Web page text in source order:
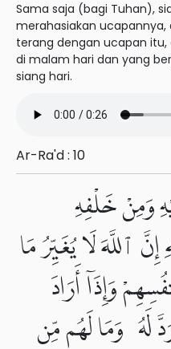
Sama saja (bagi Tuhan),
merahasiakan
terang dengan ucapan
di malam hari dan yang
siang hari.
Ar-Ra'd : 10
وَمِنْ خَلْفِهِۦ
ٱللَّهَ لَا يُغَيِّرُ مَا
وَإِذَآ أَرَادَ
لَهُۥ وَمَا لَهُم مِّن